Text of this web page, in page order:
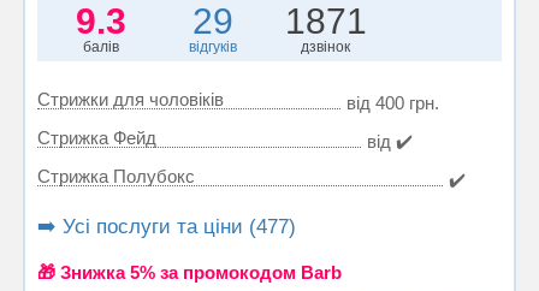
9.3
балів
29
відгуків
1871
дзвінок
Стрижки для чоловіків
від 400 грн.
Стрижка Фейд
від ✔️
Стрижка Полубокс
✔️
➡️ Усі послуги та ціни (477)
🎁 Знижка 5% за промокодом Barb